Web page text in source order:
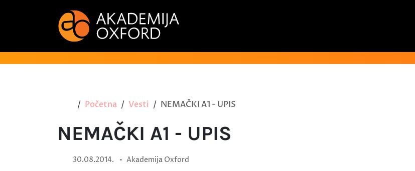
Početna Vesti NEMAČKI A1 - UPIS
NEMAČKI A1 - UPIS
30.08.2014. • Akademija Oxford